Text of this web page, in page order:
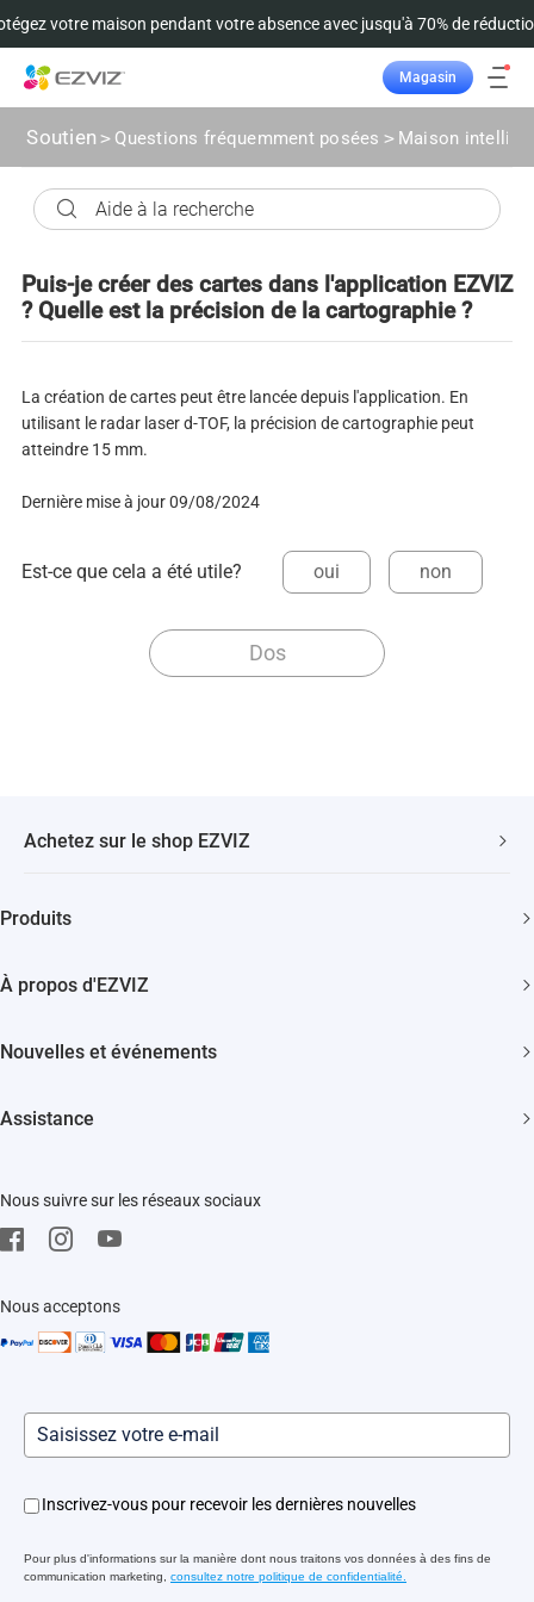
votre maison pendant votre absence avec jusqu'à 70% de
Magasin
Soutien > Questions fréquemment posées > Maison
Puis-je créer des cartes dans l'application EZVIZ
? Quelle est la précision de la cartographie ?
La création de cartes peut être lancée depuis l'application. En
utilisant le radar laser d-TOF, la précision de cartographie peut
atteindre 15 mm.
Dernière mise à jour 09/08/2024
Est-ce que cela a été utile? oui non
Dos
Achetez sur le shop EZVIZ
Garantie de Remboursement de 30 Jours
Produits
À propos d'EZVIZ
Trust Center
EZVIZ CSR
Mentions Légale
Nouvelles et événements
Assistance
Télécharger
SAV
Nous suivre sur les réseaux sociaux
Nous acceptons
Inscrivez-vous pour recevoir les dernières nouvelles
Pour plus d'informations sur la manière dont nous traitons vos données à des fins de
communication marketing, consultez notre politique de confidentialité.